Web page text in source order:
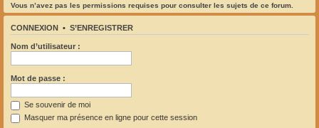
Vous n’avez pas les permissions requises pour consulter les sujets de ce forum.
CONNEXION • S’ENREGISTRER
Nom d’utilisateur :
Mot de passe :
Se souvenir de moi
Masquer ma présence en ligne pour cette session